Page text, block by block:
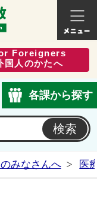
式ホームページ
くらし
Foreigners
国人のかたへ
各課から探す
みなさんへ 医